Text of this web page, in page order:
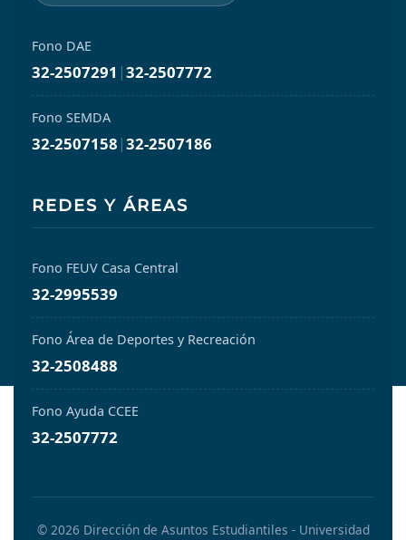
Fono DAE
32-2507291 |32-2507772
Fono SEMDA
32-2507158 |32-2507186
REDES Y ÁREAS
Fono FEUV Casa Central
32-2995539
Fono Área de Deportes y Recreación
32-2508488
Fono Ayuda CCEE
32-2507772
© 2026 Dirección de Asuntos Estudiantiles - Universidad